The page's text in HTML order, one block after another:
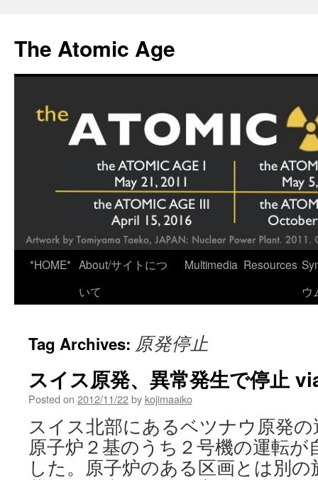
content
The Atomic Age
*HOME* About/サイトにつ
いて
Multimedia Resources
ウ
Tag Archives: 原発停止
スイス原発、異常発生で停止
Posted on 2012/11/22by kojimaaiko
スイス北部にあるベツナウ原発
原子炉２基のうち２号機の運転が
した。原子炉のある区画とは別